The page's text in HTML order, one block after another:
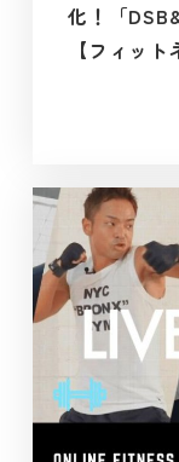
化！「
【フィット